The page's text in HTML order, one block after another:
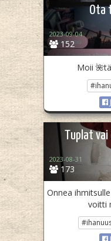
Ota
152
2023-09-04
Moii
Tuplat
173
2023-08-31
Onnea
voitti